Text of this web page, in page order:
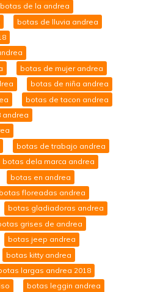
botas de la andrea
botas de lluvia andrea
botas de mujer andrea
botas de niña andrea
botas de tacon andrea
andrea
botas de trabajo andrea
botas dela marca andrea
botas en andrea
botas floreadas andrea
botas gladiadoras andrea
grises de andrea
botas jeep andrea
botas kitty andrea
largas andrea 2018
botas leggin andrea